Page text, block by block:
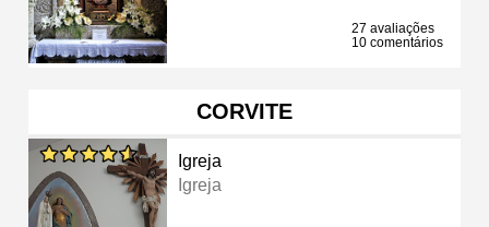
27 avaliações
10 comentários
CORVITE
Igreja
Igreja